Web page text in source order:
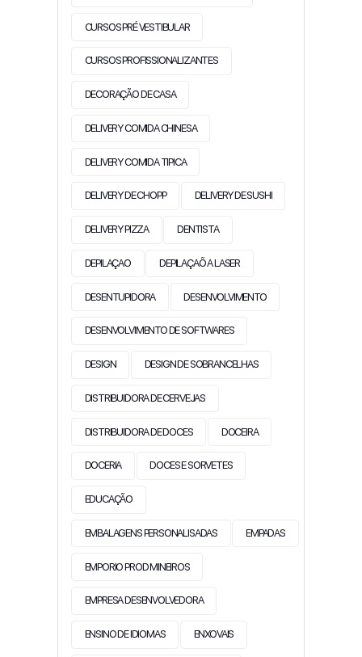
CURSOS PRÉ VESTIBULAR
CURSOS PROFISSIONALIZANTES
DECORAÇÃO DE CASA
DELIVERY COMIDA CHINESA
DELIVERY COMIDA TIPICA
DELIVERY DE CHOPP DELIVERY DE SUSHI
DELIVERY PIZZA DENTISTA
DEPILAÇAO DEPILAÇAÕ A LASER
DESENTUPIDORA DESENVOLVIMENTO
DESENVOLVIMENTO DE SOFTWARES
DESIGN DESIGN DE SOBRANCELHAS
DISTRIBUIDORA DE CERVEJAS
DISTRIBUIDORA DE DOCES DOCEIRA
DOCERIA DOCES E SORVETES
EDUCAÇÃO
EMBALAGENS PERSONALISADAS EMPADAS
EMPORIO PROD MINEIROS
EMPRESA DESENVOLVEDORA
ENSINO DE IDIOMAS ENXOVAIS